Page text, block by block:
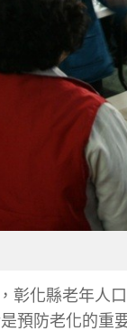
彰化縣老年人
預防老化的重